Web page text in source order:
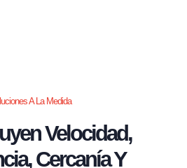
A La Medida
Velocidad,
Cercanía Y